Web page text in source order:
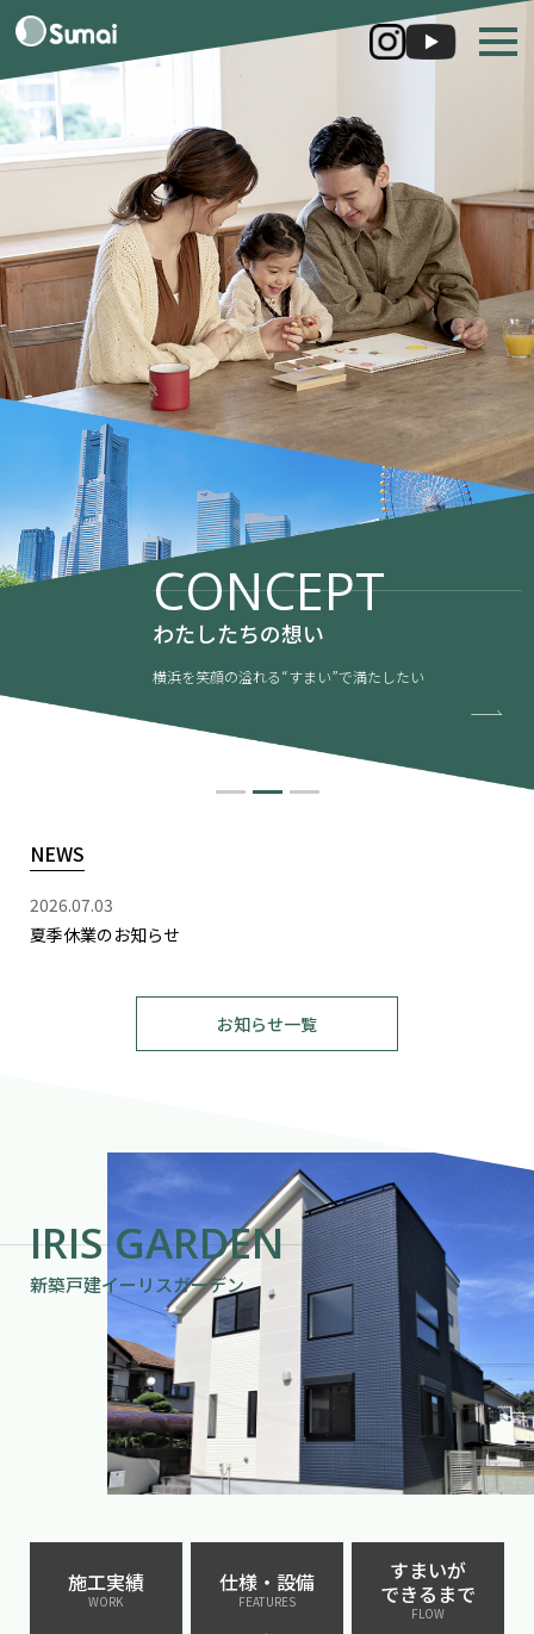
CONCEPT
わたしたちの想い
横浜を笑顔の溢れる“すまい”で満たしたい
NEWS
2026.07.03
夏季休業のお知らせ
お知らせ一覧
IRIS GARDEN
新築戸建イーリスガーデン
施工実績
WORK
仕様・設備
FEATURES
すまいが
できるまで
FLOW